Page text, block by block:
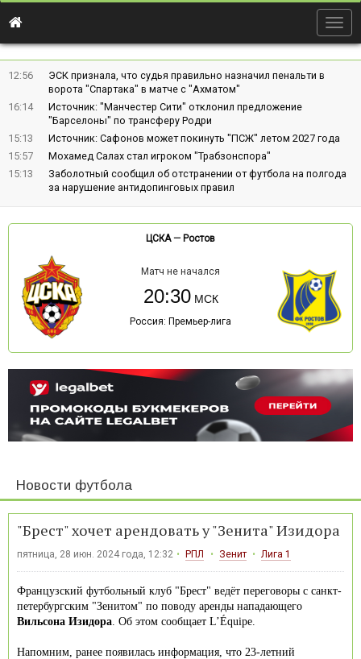
12:56
ЭСК признала, что судья правильно назначил пенальти в
ворота "Спартака" в матче с "Ахматом"
16:14
Источник: "Манчестер Сити" отклонил предложение
"Барселоны" по трансферу Родри
15:13
Источник: Сафонов может покинуть "ПСЖ" летом 2027 года
15:57
Мохамед Салах стал игроком "Трабзонспора"
15:13
Заболотный сообщил об отстранении от футбола на полгода
за нарушение антидопинговых правил
ЦСКА— Ростов
Матч не начался
20:30
Россия: Премьер-лига
Новости футбола
"Брест" хочет арендовать у "Зенита" Изидора
пятница, 28 июн. 2024 года, 12:32 РПЛ Зенит Лига 1
Французский футбольный клуб "Брест" ведёт переговоры с санкт-
петербургским "Зенитом" по поводу аренды нападающего
Вильсона Изидора . Об этом сообщает L’Équipe.
Напомним, ранее появилась информация, что 23-летний